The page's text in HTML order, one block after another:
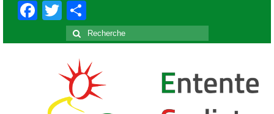
Facebook
Twitter
Rechercher
: